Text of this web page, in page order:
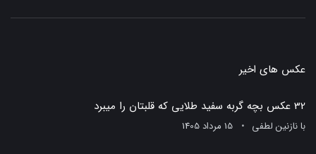
عکس های اخیر
32 عکس بچه گربه سفید طلایی که قلبتان را میبرد
بانازنین لطفی 15 مرداد 1405